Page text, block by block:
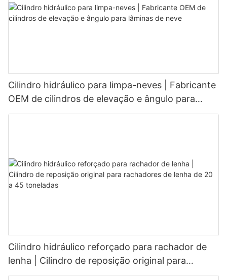
Cilindro hidráulico para limpa-neves | Fabricante
OEM de cilindros de elevação e ângulo para
lâminas de neve
Cilindro hidráulico reforçado para rachador de
lenha | Cilindro de reposição original para
rachadores de lenha de 20 a 45 toneladas